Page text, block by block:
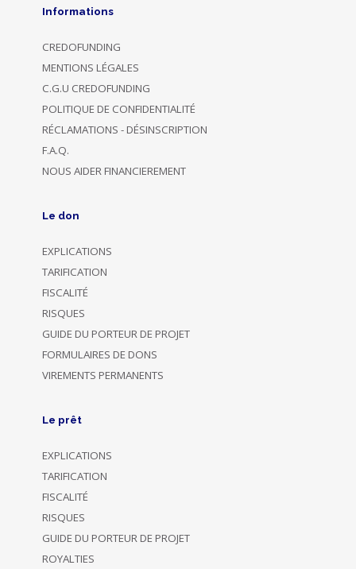
Informations
CREDOFUNDING
MENTIONS LÉGALES
C.G.U CREDOFUNDING
POLITIQUE DE CONFIDENTIALITÉ
RÉCLAMATIONS - DÉSINSCRIPTION
F.A.Q.
NOUS AIDER FINANCIEREMENT
Le don
EXPLICATIONS
TARIFICATION
FISCALITÉ
RISQUES
GUIDE DU PORTEUR DE PROJET
FORMULAIRES DE DONS
VIREMENTS PERMANENTS
Le prêt
EXPLICATIONS
TARIFICATION
FISCALITÉ
RISQUES
GUIDE DU PORTEUR DE PROJET
ROYALTIES